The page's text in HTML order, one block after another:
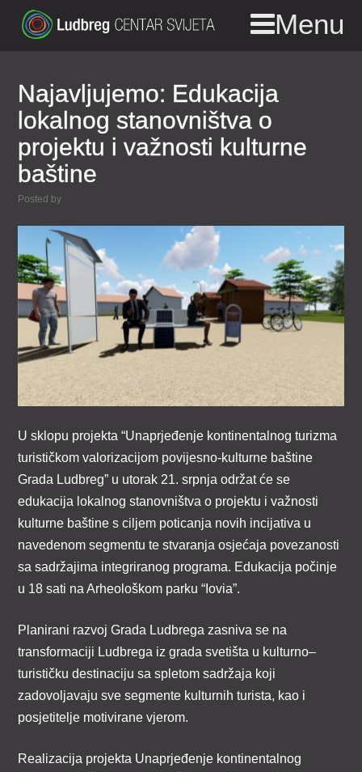
Menu
Najavljujemo: Edukacija
lokalnog stanovništva o
projektu i važnosti kulturne
baštine
Posted by
U sklopu projekta “Unaprjeđenje kontinentalnog turizma
turističkom valorizacijom povijesno-kulturne baštine
Grada Ludbreg” u utorak 21. srpnja održat će se
edukacija lokalnog stanovništva o projektu i važnosti
kulturne baštine s ciljem poticanja novih incijativa u
navedenom segmentu te stvaranja osjećaja povezanosti
sa sadržajima integriranog programa. Edukacija počinje
u 18 sati na Arheološkom parku “Iovia”.
Planirani razvoj Grada Ludbrega zasniva se na
transformaciji Ludbrega iz grada svetišta u kulturno–
turističku destinaciju sa spletom sadržaja koji
zadovoljavaju sve segmente kulturnih turista, kao i
posjetitelje motivirane vjerom.
Realizacija projekta Unaprjeđenje kontinentalnog